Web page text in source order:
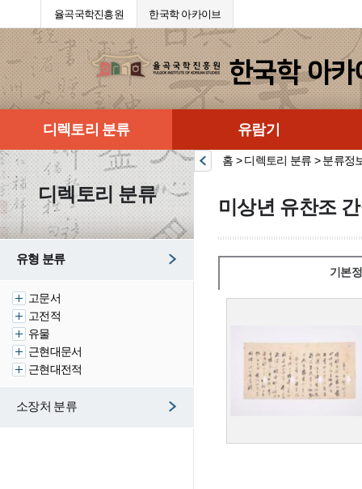
율곡국학진흥원 한국학 아카이브
디렉토리 분류 유람기
디렉토리 분류
유형 분류
고문서
고전적
유물
근현대문서
근현대전적
소장처 분류
홈 > 디렉토리 분류 > 분류정
미상년 유찬조
기본